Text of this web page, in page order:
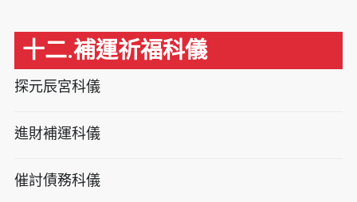
十二.補運祈福科儀
探元辰宮科儀
進財補運科儀
催討債務科儀